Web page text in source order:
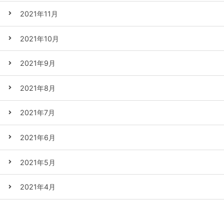
2021年11月
2021年10月
2021年9月
2021年8月
2021年7月
2021年6月
2021年5月
2021年4月